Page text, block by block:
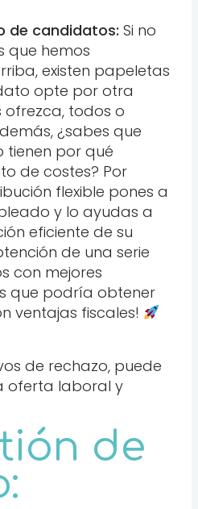
de candidatos: Si no
que hemos
existen papeletas
opte por otra
ofrezca, todos o
¿sabes que
tienen por qué
de costes? Por
flexible pones a
y lo ayudas a
eficiente de su
de una serie
con mejores
que podría obtener
ventajas fiscales!
de rechazo, puede
oferta laboral y
de